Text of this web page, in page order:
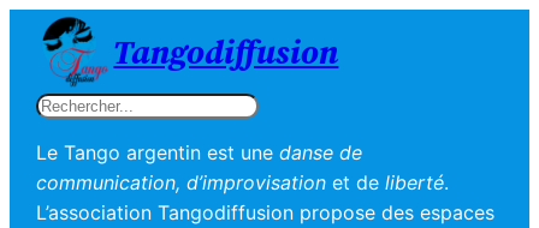
Tangodiffusion
Rechercher
Le Tango argentin est unedanse de
communication, d’improvisation et deliberté.
L’association Tangodiffusion propose des espaces